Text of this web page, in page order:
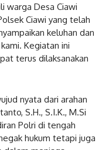
warga Desa Ciawi
Ciawi yang telah
keluhan dan
Kegiatan ini
terus dilaksanakan
nyata dari arahan
S.H., S.I.K., M.Si
Polri di tengah
hukum tetapi juga